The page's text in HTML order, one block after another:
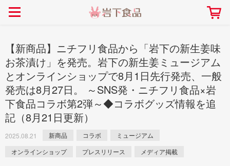
ごあいさつ 会社概要
> 新商品
> イベント
> コラボ
> 飲食店コラボ
> ミュージアム
> イワシカちゃん
【7月1日～8月30日】夏イベン
ト「NEW GINGER SUMMER
2026.07.01
> 生姜
> らっきょう
> オリーブ
> 梅
> らっきょうレシピ
> オリーブレシピ
> その他のレシピ
社長おすすめ！岩下の新生姜と
豚バラ肉のくるくる巻き～細巻
畑での取り組み 工場での取り組み
岩下の新生姜ミュージアム
しょうがを食べてお悩
【新商品】ニチフリ食品から「岩下の新生姜味
お茶漬け」を発売。岩下の新生姜ミュージアム
とオンラインショップで8月1日先行発売、一般
発売は8月27日。 ～SNS発・ニチフリ食品×岩
下食品コラボ第2弾～◆コラボグッズ情報を追
記（8月21日更新）
2025.08.21 新商品 コラボ
ミュージアム
オンラインショップ
プレスリリース メディア掲載